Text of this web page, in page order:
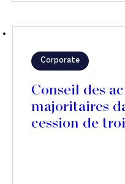
Corporate
Conseil des
majoritaires
cession de